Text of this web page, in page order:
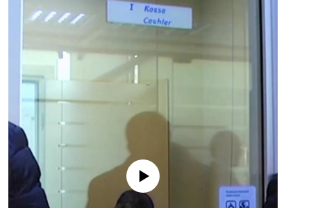
No media source currently available